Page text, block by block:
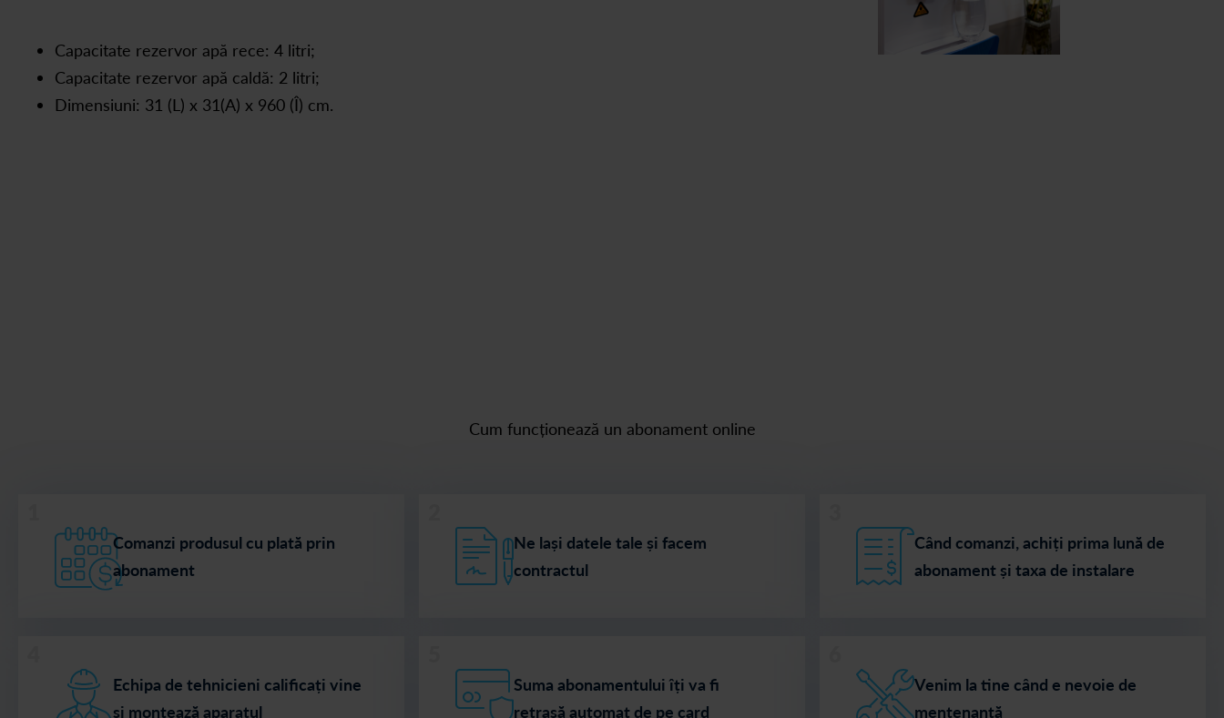
Capacitate rezervor apă rece: 4 litri;
Capacitate rezervor apă caldă: 2 litri;
Dimensiuni: 31 (L) x 31(A) x 960 (Î) cm.
Cum funcționează un abonament online
Comanzi produsul cu plată prin
abonament
Ne lași datele tale și facem
contractul
Când comanzi, achiți prima lună de
abonament și taxa de instalare
Echipa de tehnicieni calificați vine
și montează aparatul
Suma abonamentului îți va fi
retrasă automat de pe card
Venim la tine când e nevoie de
mentenanță